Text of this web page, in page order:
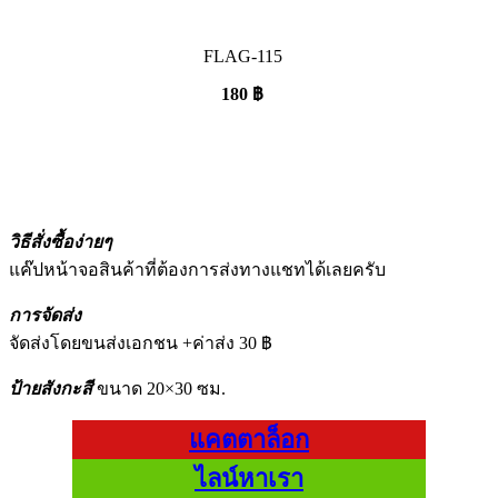
FLAG-115
180 ฿
วิธีสั่งซื้อง่ายๆ
แค๊ปหน้าจอสินค้าที่ต้องการส่งทางแชทได้เลยครับ
การจัดส่ง
จัดส่งโดยขนส่งเอกชน +ค่าส่ง 30 ฿
ป้ายสังกะสีขนาด 20×30 ซม.
แคตตาล็อก
ไลน์หาเรา